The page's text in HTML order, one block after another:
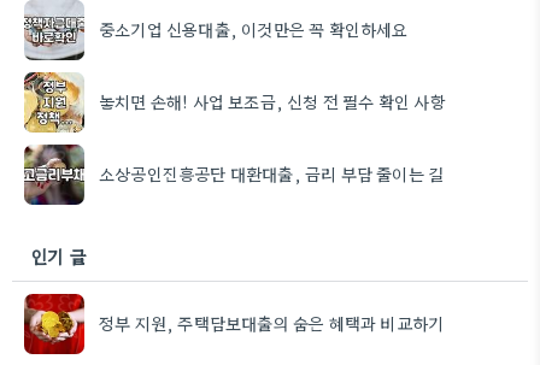
중소기업 신용대출, 이것만은 꼭 확인하세요
놓치면 손해! 사업 보조금, 신청 전 필수 확인 사항
소상공인진흥공단 대환대출, 금리 부담 줄이는 길
인기 글
정부 지원, 주택담보대출의 숨은 혜택과 비교하기